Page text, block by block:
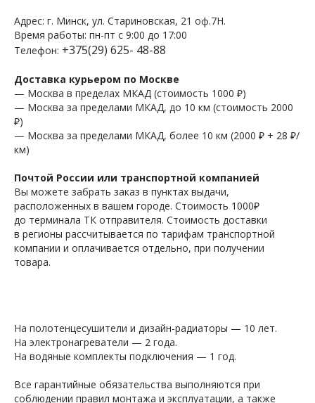
Адрес: г. Минск, ул. Стариновская, 21 оф.7Н.
Время работы: пн-пт с 9:00 до 17:00
Телефон: +375(29) 625- 48-88
Доставка курьером по Москве
— Москва в пределах МКАД (стоимость 1000 ₽)
— Москва за пределами МКАД, до 10 км (стоимость 2000
₽)
— Москва за пределами МКАД, более 10 км (2000 ₽ + 28 ₽/
км)
Почтой России или транспортной компанией
Вы можете забрать заказ в пунктах выдачи,
расположенных в вашем городе. Стоимость 1000₽
до терминала ТК отправителя. Стоимость доставки
в регионы рассчитывается по тарифам транспортной
компании и оплачивается отдельно, при получении
товара.
На полотенцесушители и дизайн-радиаторы — 10 лет.
На электронагреватели — 2 года.
На водяные комплекты подключения — 1 год.
Все гарантийные обязательства выполняются при
соблюдении правил монтажа и эксплуатации, а также